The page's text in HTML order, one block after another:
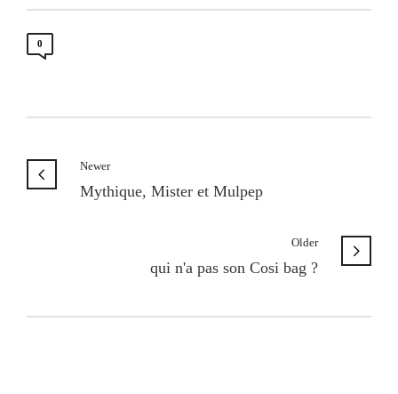
0
Newer
Mythique, Mister et Mulpep
Older
qui n'a pas son Cosi bag ?